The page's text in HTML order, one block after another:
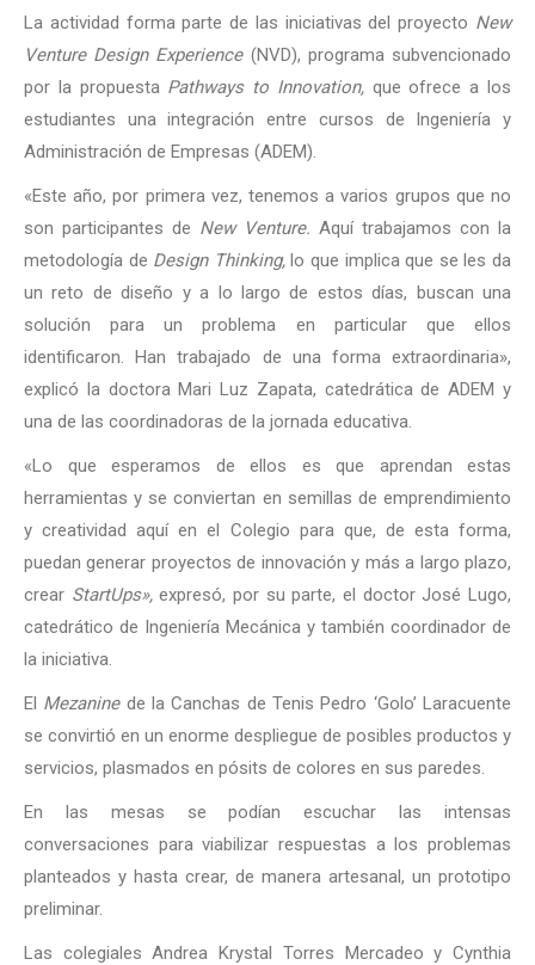
La actividad forma parte de las iniciativas del proyecto New
Venture Design Experience (NVD), programa subvencionado
por la propuesta Pathways to Innovation, que ofrece a los
estudiantes una integración entre cursos de Ingeniería y
Administración de Empresas (ADEM).
«Este año, por primera vez, tenemos a varios grupos que no
son participantes de New Venture. Aquí trabajamos con la
metodología de Design Thinking,lo que implica que se les da
un reto de diseño y a lo largo de estos días, buscan una
solución para un problema en particular que ellos
identificaron. Han trabajado de una forma extraordinaria»,
explicó la doctora Mari Luz Zapata, catedrática de ADEM y
una de las coordinadoras de la jornada educativa.
«Lo que esperamos de ellos es que aprendan estas
herramientas y se conviertan en semillas de emprendimiento
y creatividad aquí en el Colegio para que, de esta forma,
puedan generar proyectos de innovación y más a largo plazo,
crear StartUps»,expresó, por su parte, el doctor José Lugo,
catedrático de Ingeniería Mecánica y también coordinador de
la iniciativa.
El Mezaninede la Canchas de Tenis Pedro ‘Golo’ Laracuente
se convirtió en un enorme despliegue de posibles productos y
servicios, plasmados en pósits de colores en sus paredes.
En las mesas se podían escuchar las intensas
conversaciones para viabilizar respuestas a los problemas
planteados y hasta crear, de manera artesanal, un prototipo
preliminar.
Las colegiales Andrea Krystal Torres Mercadeo y Cynthia